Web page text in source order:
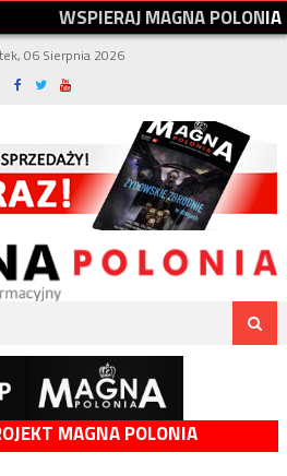
WSPIERAJMAGNAPOLONIA
06 Sierpnia 2026
MAGNA POLONIA